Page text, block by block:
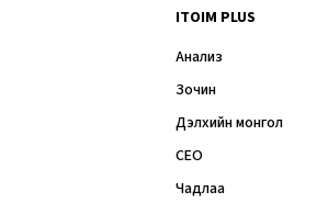
ITOIM PLUS
Анализ
Зочин
Дэлхийн монгол
CEO
Чадлаа